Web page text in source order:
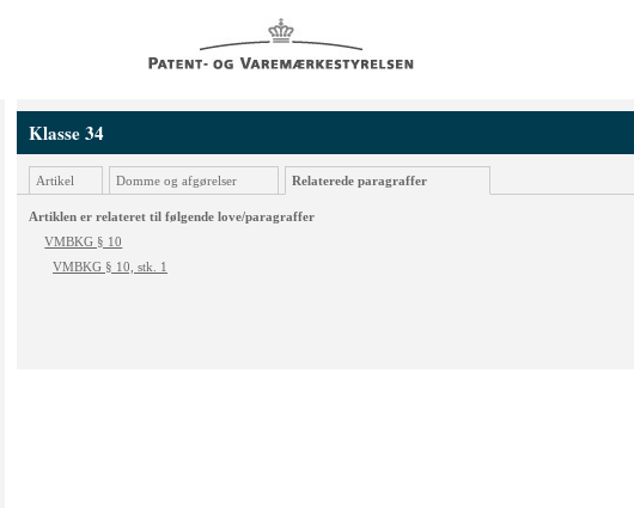
Klasse 34
Artikel Domme og afgørelser Relaterede paragraffer
Artiklen er relateret til følgende love/paragraffer
VMBKG § 10
VMBKG § 10, stk. 1